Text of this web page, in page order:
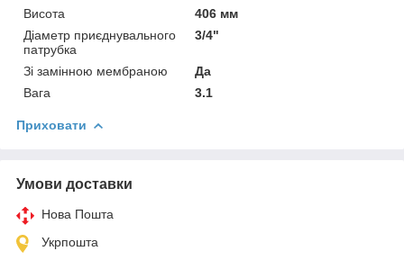
Висота
406 мм
Діаметр приєднувального
патрубка
3/4"
Зі замінною мембраною
Да
Вага
3.1
Приховати
Умови доставки
Нова Пошта
Укрпошта